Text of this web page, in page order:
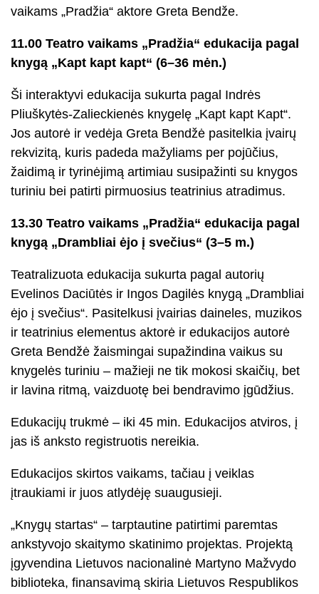
vaikams „Pradžia“ aktore Greta Bendže.
11.00 Teatro vaikams „Pradžia“ edukacija pagal
knygą „Kapt kapt kapt“ (6–36 mėn.)
Ši interaktyvi edukacija sukurta pagal Indrės
Pliuškytės-Zalieckienės knygelę „Kapt kapt Kapt“.
Jos autorė ir vedėja Greta Bendžė pasitelkia įvairų
rekvizitą, kuris padeda mažyliams per pojūčius,
žaidimą ir tyrinėjimą artimiau susipažinti su knygos
turiniu bei patirti pirmuosius teatrinius atradimus.
13.30 Teatro vaikams „Pradžia“ edukacija pagal
knygą „Drambliai ėjo į svečius“ (3–5 m.)
Teatralizuota edukacija sukurta pagal autorių
Evelinos Daciūtės ir Ingos Dagilės knygą „Drambliai
ėjo į svečius“. Pasitelkusi įvairias daineles, muzikos
ir teatrinius elementus aktorė ir edukacijos autorė
Greta Bendžė žaismingai supažindina vaikus su
knygelės turiniu – mažieji ne tik mokosi skaičių, bet
ir lavina ritmą, vaizduotę bei bendravimo įgūdžius.
Edukacijų trukmė – iki 45 min. Edukacijos atviros, į
jas iš anksto registruotis nereikia.
Edukacijos skirtos vaikams, tačiau į veiklas
įtraukiami ir juos atlydėję suaugusieji.
„Knygų startas“ – tarptautine patirtimi paremtas
ankstyvojo skaitymo skatinimo projektas. Projektą
įgyvendina Lietuvos nacionalinė Martyno Mažvydo
biblioteka, finansavimą skiria Lietuvos Respublikos